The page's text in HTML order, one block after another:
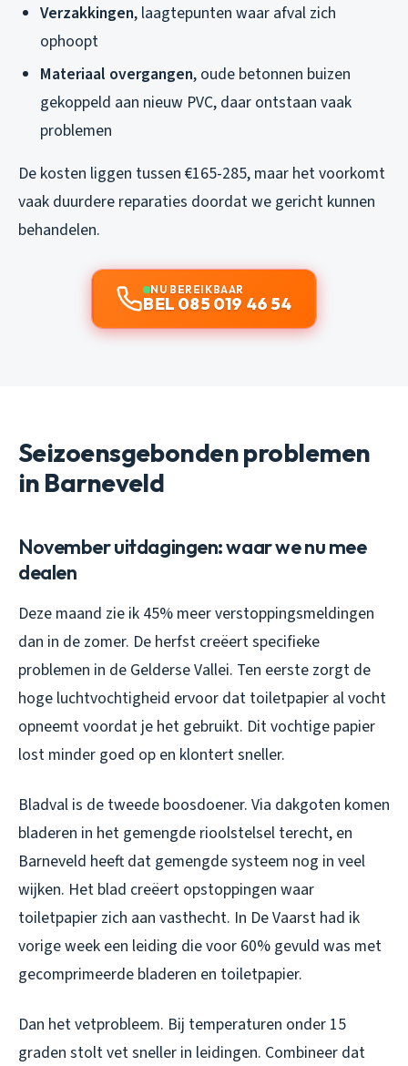
Verzakkingen, laagtepunten waar afval zich
ophoopt
Materiaal overgangen, oude betonnen buizen
gekoppeld aan nieuw PVC, daar ontstaan vaak
problemen
De kosten liggen tussen €165-285, maar het voorkomt
vaak duurdere reparaties doordat we gericht kunnen
behandelen.
NU BEREIKBAAR
BEL 085 019 46 54
Seizoensgebonden problemen
in Barneveld
November uitdagingen: waar we nu mee
dealen
Deze maand zie ik 45% meer verstoppingsmeldingen
dan in de zomer. De herfst creëert specifieke
problemen in de Gelderse Vallei. Ten eerste zorgt de
hoge luchtvochtigheid ervoor dat toiletpapier al vocht
opneemt voordat je het gebruikt. Dit vochtige papier
lost minder goed op en klontert sneller.
Bladval is de tweede boosdoener. Via dakgoten komen
bladeren in het gemengde rioolstelsel terecht, en
Barneveld heeft dat gemengde systeem nog in veel
wijken. Het blad creëert opstoppingen waar
toiletpapier zich aan vasthecht. In De Vaarst had ik
vorige week een leiding die voor 60% gevuld was met
gecomprimeerde bladeren en toiletpapier.
Dan het vetprobleem. Bij temperaturen onder 15
graden stolt vet sneller in leidingen. Combineer dat